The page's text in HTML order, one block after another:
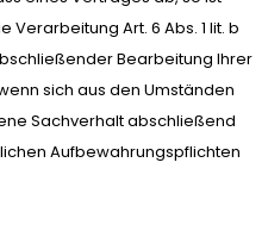
Art. 6 Abs. 1 lit. b
Bearbeitung Ihrer
sich aus den Umständen
Sachverhalt abschließend
Aufbewahrungspflichten